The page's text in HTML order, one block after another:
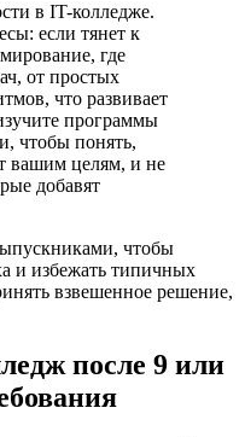
в IT-колледже.
если тянет к
где
от простых
что развивает
программы
чтобы понять,
вашим целям, и не
добавят
чтобы
и избежать типичных
взвешенное решение,
после 9 или